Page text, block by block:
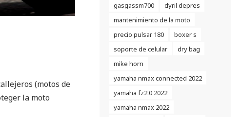
(motos de
la moto
gasgassm700
dyril depres
mantenimiento de la moto
precio pulsar 180
boxer s
soporte de celular
dry bag
mike horn
yamaha nmax connected 2022
yamaha fz2.0 2022
yamaha nmax 2022